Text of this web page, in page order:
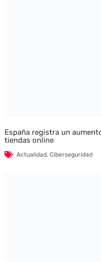
España registra un
tiendas online
Actualidad, Ciberseguridad